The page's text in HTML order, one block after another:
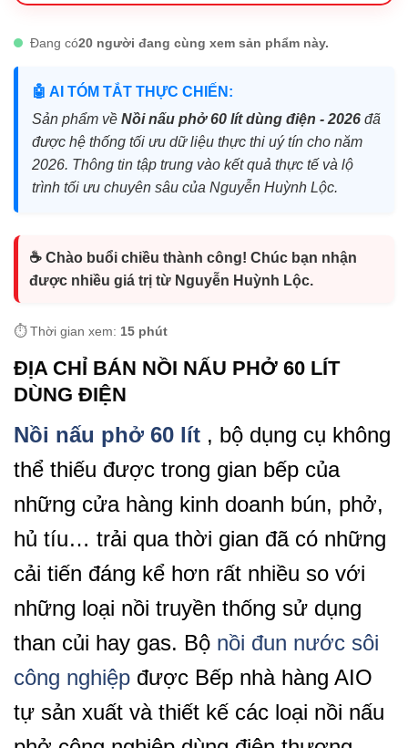
Đang có20 người đang cùng xem sản phẩm này.
🤖 AI TÓM TẮT THỰC CHIẾN:
Sản phẩm về Nồi nấu phở 60 lít dùng điện - 2026 đã
được hệ thống tối ưu dữ liệu thực thi uý tín cho năm
2026. Thông tin tập trung vào kết quả thực tế và lộ
trình tối ưu chuyên sâu của Nguyễn Huỳnh Lộc.
☕ Chào buổi chiều thành công! Chúc bạn nhận
được nhiều giá trị từ Nguyễn Huỳnh Lộc.
⏱️ Thời gian xem: 15 phút
ĐỊA CHỈ BÁN NỒI NẤU PHỞ 60 LÍT
DÙNG ĐIỆN
Nồi nấu phở 60 lít , bộ dụng cụ không
thể thiếu được trong gian bếp của
những cửa hàng kinh doanh bún, phở,
hủ tíu… trải qua thời gian đã có những
cải tiến đáng kể hơn rất nhiều so với
những loại nồi truyền thống sử dụng
than củi hay gas. Bộ nồi đun nước sôi
công nghiệp được Bếp nhà hàng AIO
tự sản xuất và thiết kế các loại nồi nấu